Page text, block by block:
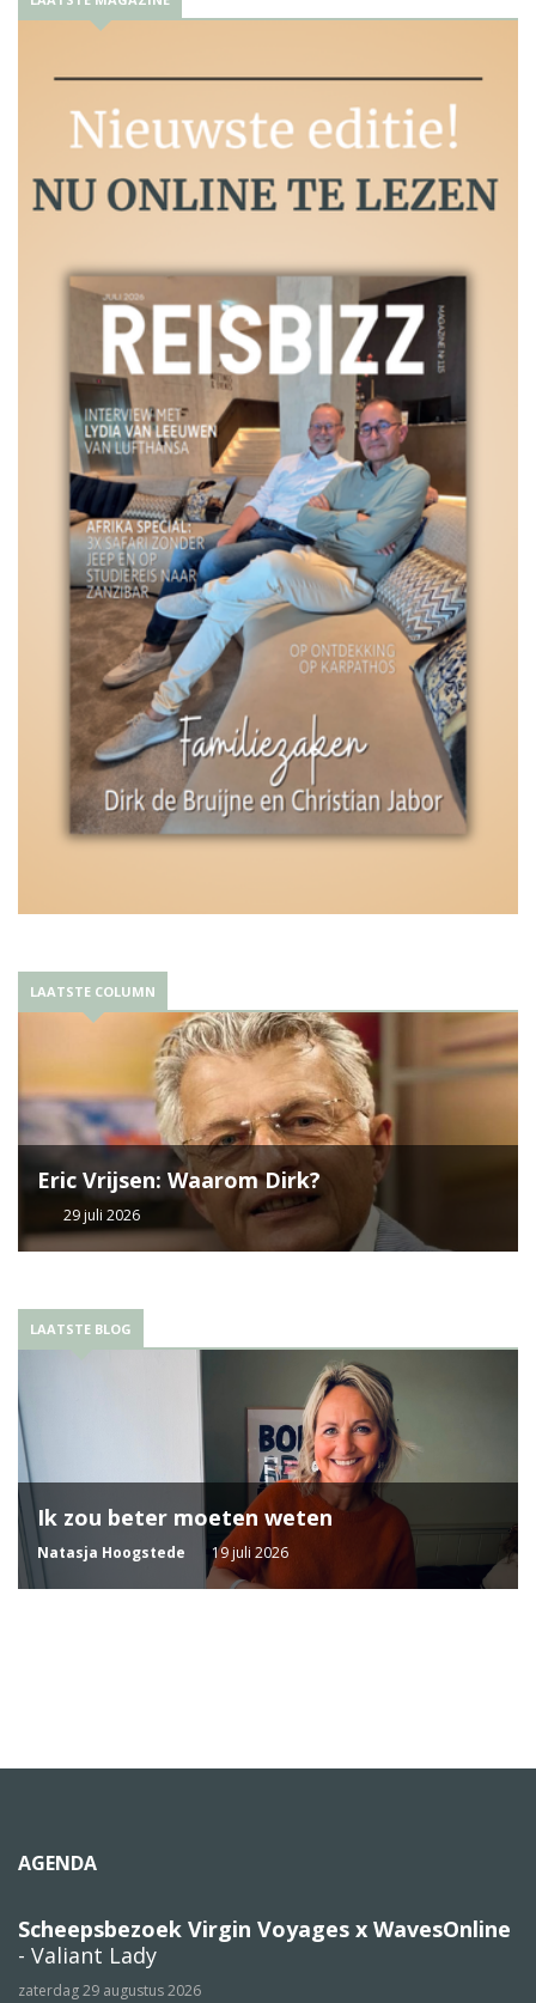
LAATSTE COLUMN
Eric Vrijsen: Waarom Dirk?
29 juli 2026
LAATSTE BLOG
Ik zou beter moeten weten
Natasja Hoogstede 19 juli 2026
AGENDA
Scheepsbezoek Virgin Voyages x WavesOnline
- Valiant Lady
zaterdag 29 augustus 2026